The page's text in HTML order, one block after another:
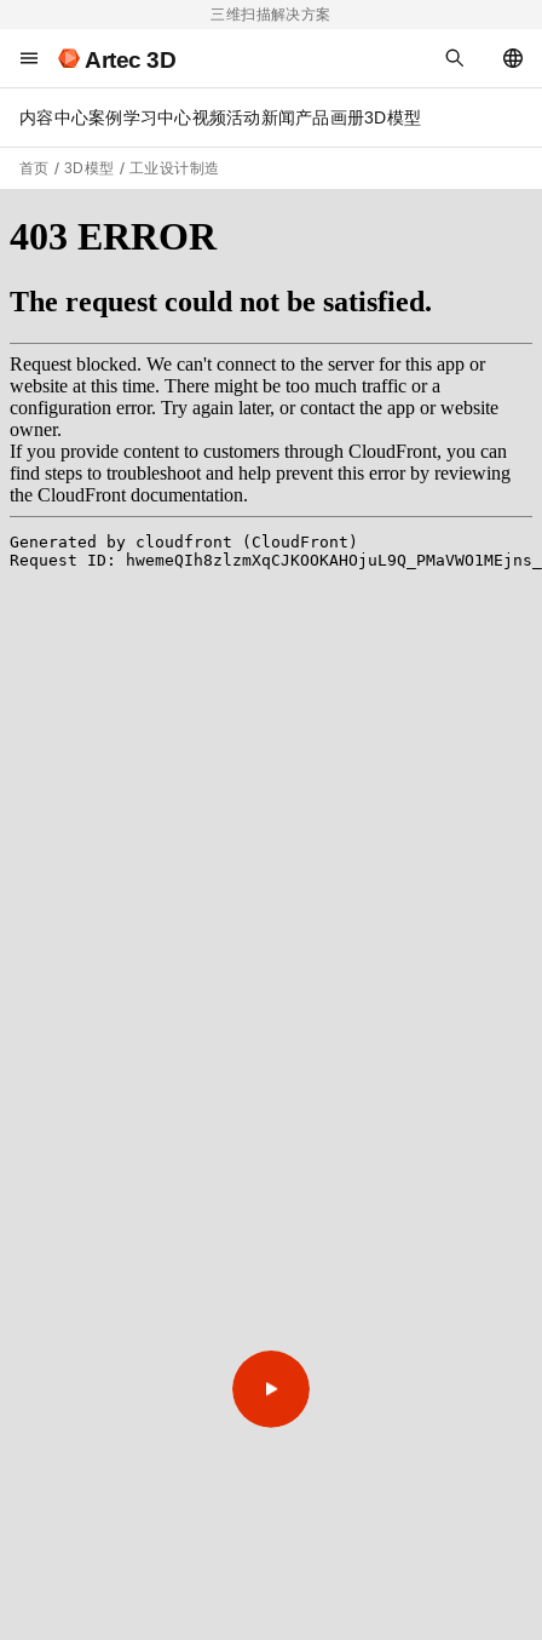
三维扫描解决方案
Artec 3D
内容中心案例 学习中心视频活动新闻产品画册3D模型
首页 3D模型 工业设计制造